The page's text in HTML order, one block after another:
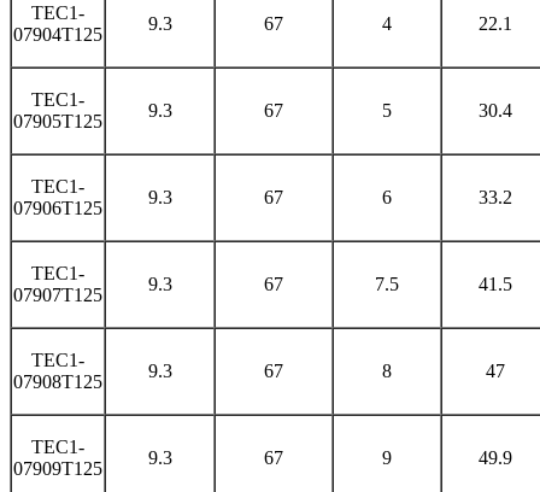
TEC1-
07904T125
9.3 67 4 22.1
TEC1-
07905T125
9.3 67 5 30.4
TEC1-
07906T125
9.3 67 6 33.2
TEC1-
07907T125
9.3 67 7.5 41.5
TEC1-
07908T125
9.3 67 8 47
TEC1-
07909T125
9.3 67 9 49.9